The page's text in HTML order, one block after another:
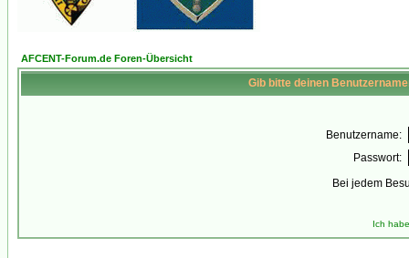
AFCENT-Forum.de Foren-Übersicht
Gib bitte deinen
Benutzername:
Passwort:
Bei jedem
Ich